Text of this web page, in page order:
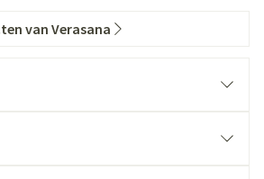
van Verasana